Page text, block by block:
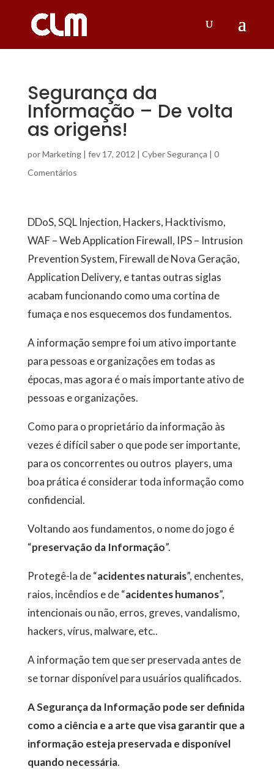
Segurança da
Informação – De volta
as origens!
porMarketing| fev 17, 2012 | Cyber Segurança | 0
Comentários
DDoS, SQL Injection, Hackers, Hacktivismo,
WAF – Web Application Firewall, IPS – Intrusion
Prevention System, Firewall de Nova Geração,
Application Delivery, e tantas outras siglas
acabam funcionando como uma cortina de
fumaça e nos esquecemos dos fundamentos.
A informação sempre foi um ativo importante
para pessoas e organizações em todas as
épocas, mas agora é o mais importante ativo de
pessoas e organizações.
Como para o proprietário da informação às
vezes é difícil saber o que pode ser importante,
para os concorrentes ou outros players, uma
boa prática é considerar toda informação como
confidencial.
Voltando aos fundamentos, o nome do jogo é
“preservação da Informação”.
Protegê-la de “acidentes naturais”, enchentes,
raios, incêndios e de “acidentes humanos”,
intencionais ou não, erros, greves, vandalismo,
hackers, vírus, malware, etc..
A informação tem que ser preservada antes de
se tornar disponível para usuários qualificados.
A Segurança da Informação pode ser definida
como a ciência e a arte que visa garantir que a
informação esteja preservada e disponível
quando necessária.